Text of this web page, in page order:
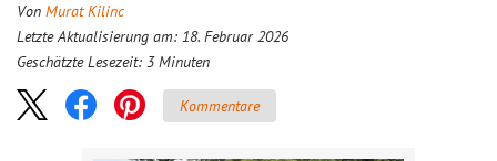
Von Murat Kilinc
Letzte Aktualisierung am: 18. Februar 2026
Geschätzte Lesezeit: 3 Minuten
Kommentare